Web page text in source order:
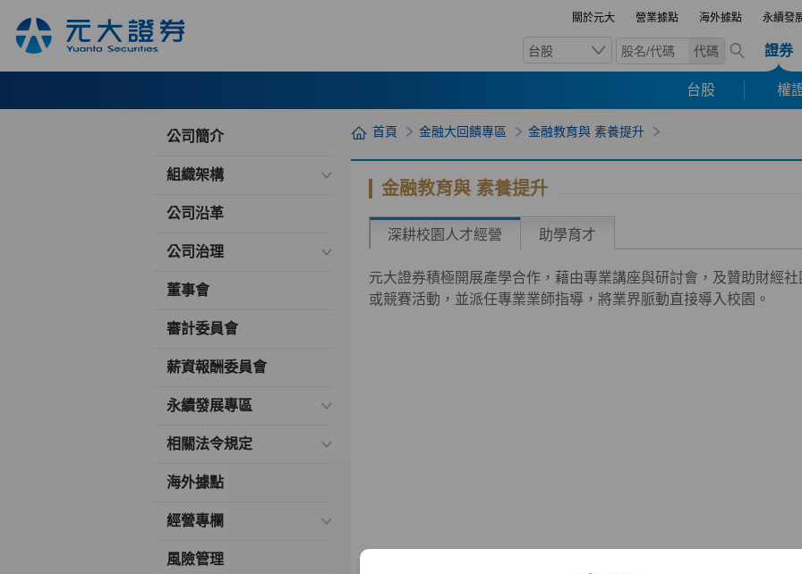
關於元大 營業據點 海外據點 永續發
台股 代碼 證券
台股 權
公司簡介
組織架構
公司沿革
公司治理
董事會
審計委員會
薪資報酬委員會
永續發展專區
相關法令規定
海外據點
經營專欄
風險管理
首頁 金融大回饋專區 金融教育與 素養提升
金融教育與 素養提升
深耕校園人才經營 助學育才
元大證券積極開展產學合作，藉由專業講座與研討會，及贊助財經
或競賽活動，並派任專業業師指導，將業界脈動直接導入校園。